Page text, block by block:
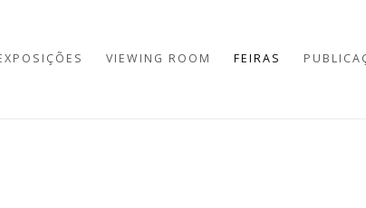
VIEWING ROOM FEIRAS